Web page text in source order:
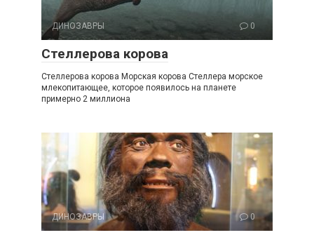
ДИНОЗАВРЫ 0
Стеллерова корова
Стеллерова корова Морская корова Стеллера морское
млекопитающее, которое появилось на планете
примерно 2 миллиона
ДИНОЗАВРЫ 0